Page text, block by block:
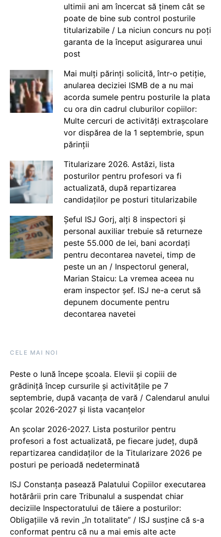
ultimii ani am încercat să ținem cât se
poate de bine sub control posturile
titularizabile / La niciun concurs nu poți
garanta de la început asigurarea unui
post
Mai mulți părinți solicită, într-o petiție,
anularea deciziei ISMB de a nu mai
acorda sumele pentru posturile la plata
cu ora din cadrul cluburilor copiilor:
Multe cercuri de activități extrașcolare
vor dispărea de la 1 septembrie, spun
părinții
Titularizare 2026. Astăzi, lista
posturilor pentru profesori va fi
actualizată, după repartizarea
candidaților pe posturi titularizabile
Șeful ISJ Gorj, alți 8 inspectori și
personal auxiliar trebuie să returneze
peste 55.000 de lei, bani acordați
pentru decontarea navetei, timp de
peste un an / Inspectorul general,
Marian Staicu: La vremea aceea nu
eram inspector șef. ISJ ne-a cerut să
depunem documente pentru
decontarea navetei
CELE MAI NOI
Peste o lună începe școala. Elevii și copiii de
grădiniță încep cursurile și activitățile pe 7
septembrie, după vacanța de vară / Calendarul anului
școlar 2026-2027 și lista vacanțelor
An școlar 2026-2027. Lista posturilor pentru
profesori a fost actualizată, pe fiecare județ, după
repartizarea candidaților de la Titularizare 2026 pe
posturi pe perioadă nedeterminată
ISJ Constanța pasează Palatului Copiilor executarea
hotărârii prin care Tribunalul a suspendat chiar
deciziile Inspectoratului de tăiere a posturilor:
Obligațiile vă revin „în totalitate” / ISJ susține că s-a
conformat pentru că nu a mai emis alte acte